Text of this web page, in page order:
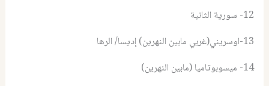
12- سورية الثانية
13-اوسريني(غربي مابين النهرين) إديسا/ الرها
14- ميسوبوتاميا (مابين النهرين)